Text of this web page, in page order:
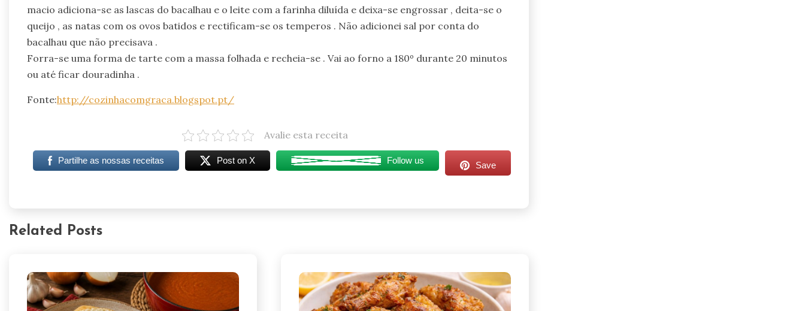
macio adiciona-se as lascas do bacalhau e o leite com a farinha diluída e deixa-se engrossar , deita-se o
queijo , as natas com os ovos batidos e rectificam-se os temperos . Não adicionei sal por conta do
bacalhau que não precisava .
Forra-se uma forma de tarte com a massa folhada e recheia-se . Vai ao forno a 180º durante 20 minutos
ou até ficar douradinha .
Fonte:http://cozinhacomgraca.blogspot.pt/
Avalie esta receita
Partilhe as nossas receitas Post on X Follow us Save
Related Posts